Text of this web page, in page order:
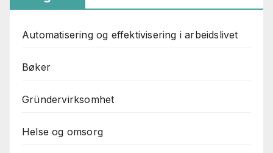
Automatisering og effektivisering i arbeidslivet
Bøker
Gründervirksomhet
Helse og omsorg